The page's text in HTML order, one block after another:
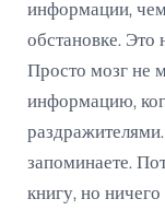
информации, чем
обстановке. Это
Просто мозг не
информацию,
раздражителями.
запоминаете.
книгу, но